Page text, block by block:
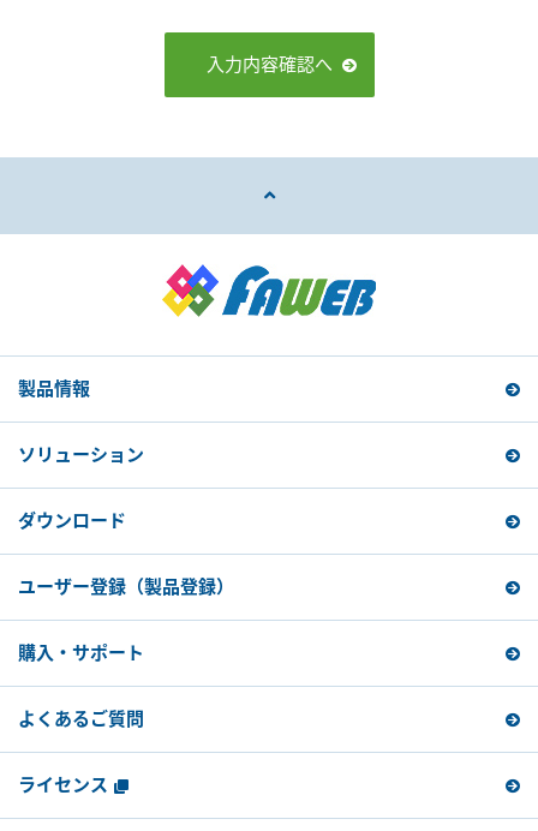
入力内容確認へ
製品情報
ソリューション
ダウンロード
ユーザー登録 （製品登録）
購入・サポート
よくあるご質問
ライセンス